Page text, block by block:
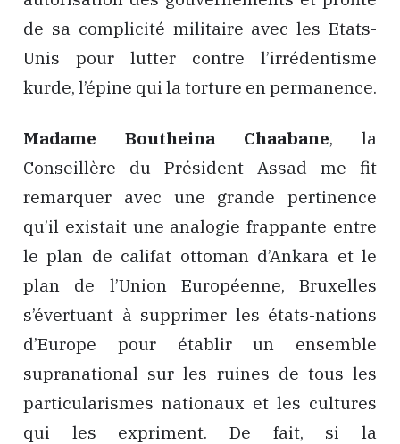
de sa complicité militaire avec les Etats-
Unis pour lutter contre l’irrédentisme
kurde, l’épine qui la torture en permanence.
Madame Boutheina Chaabane, la
Conseillère du Président Assad me fit
remarquer avec une grande pertinence
qu’il existait une analogie frappante entre
le plan de califat ottoman d’Ankara et le
plan de l’Union Européenne, Bruxelles
s’évertuant à supprimer les états-nations
d’Europe pour établir un ensemble
supranational sur les ruines de tous les
particularismes nationaux et les cultures
qui les expriment. De fait, si la